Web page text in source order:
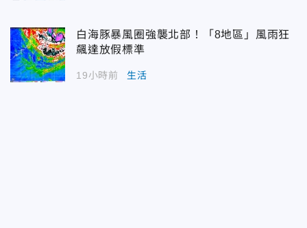
白海豚暴風圈強襲北部！「8地區」風雨狂
飆達放假標準
19小時前 生活